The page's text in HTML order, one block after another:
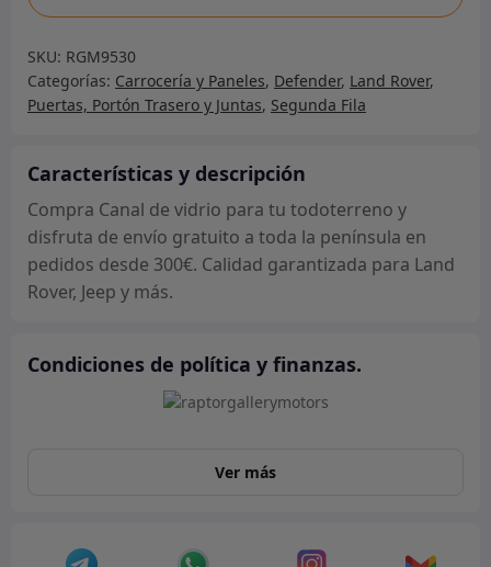
de
cantidad
SKU: RGM9530
Categorías: Carrocería y Paneles, Defender, Land Rover,
Puertas, Portón Trasero y Juntas, Segunda Fila
Características y descripción
Compra Canal de vidrio para tu todoterreno y
disfruta de envío gratuito a toda la península en
pedidos desde 300€. Calidad garantizada para Land
Rover, Jeep y más.
Condiciones de política y finanzas.
Ver más